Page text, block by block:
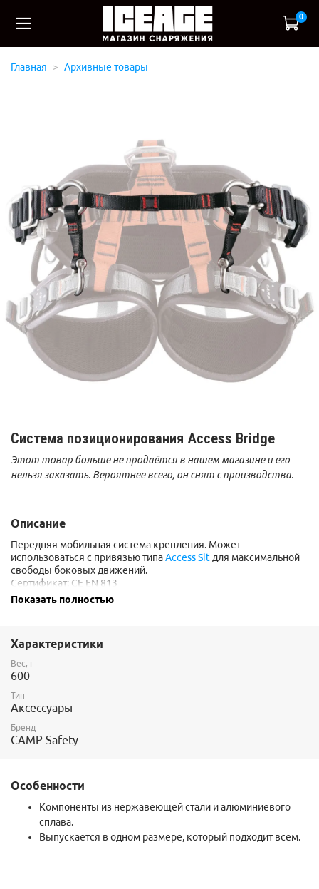
0
Главная Архивные товары
Система позиционирования Access Bridge
Этот товар больше не продаётся в нашем магазине и его
нельзя заказать. Вероятнее всего, он снят с производства.
Описание
Передняя мобильная система крепления. Может
использоваться с привязью типаAccess Sit для максимальной
свободы боковых движений.
Сертификат: CE EN 813
Показать полностью
Характеристики
Вес, г
600
Тип
Аксессуары
Бренд
CAMP Safety
Особенности
Компоненты из нержавеющей стали и алюминиевого
сплава.
Выпускается в одном размере, который подходит всем.